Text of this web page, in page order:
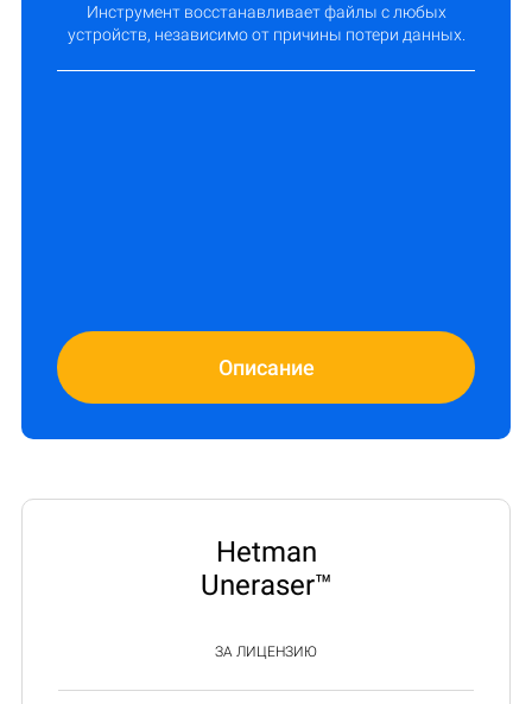
Инструмент восстанавливает файлы с любых
устройств, независимо от причины потери данных.
Описание
Hetman
Uneraser™
ЗА ЛИЦЕНЗИЮ